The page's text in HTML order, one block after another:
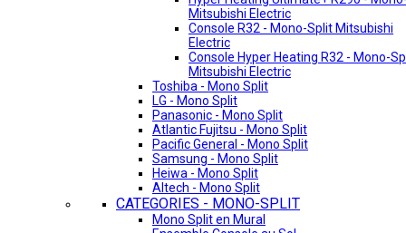
Mitsubishi Electric
Console R32 - Mono-Split Mitsubishi
Electric
Console Hyper Heating R32 - Mono-
Mitsubishi Electric
Toshiba - Mono Split
LG - Mono Split
Panasonic - Mono Split
Atlantic Fujitsu - Mono Split
Pacific General - Mono Split
Samsung - Mono Split
Heiwa - Mono Split
Altech - Mono Split
CATEGORIES - MONO-SPLIT
Mono Split en Mural